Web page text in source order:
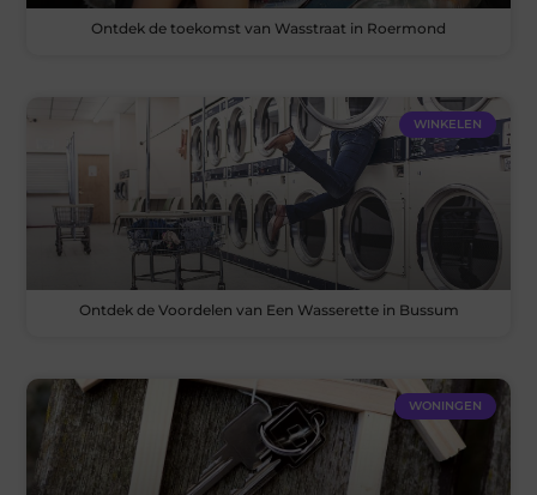
Ontdek de toekomst van Wasstraat in Roermond
WINKELEN
Ontdek de Voordelen van Een Wasserette in Bussum
WONINGEN